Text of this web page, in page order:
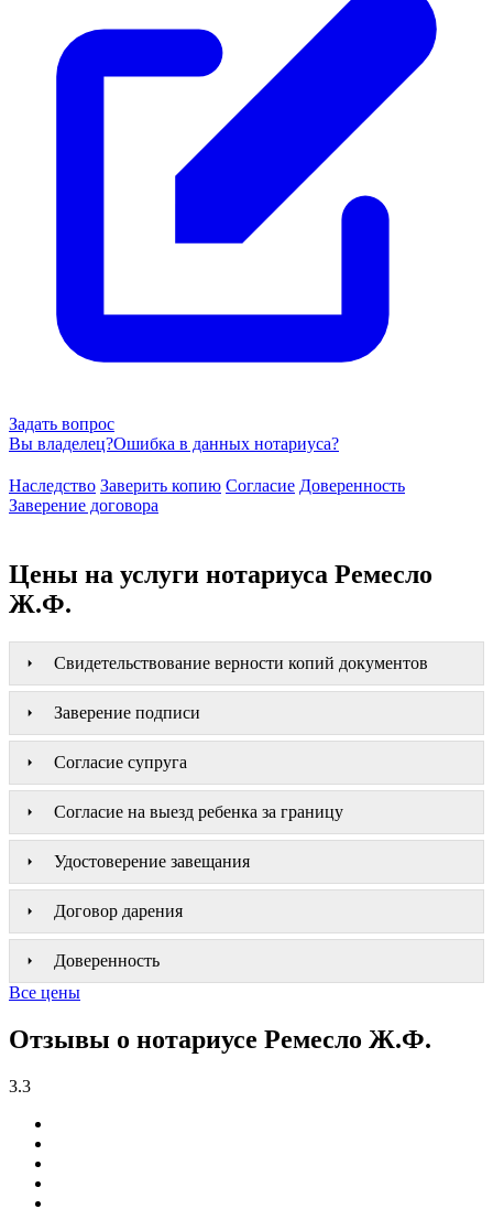
Задать вопрос
Вы владелец?Ошибка в данных нотариуса?
Наследство Заверить копию Согласие Доверенность
Заверение договора
Цены на услуги нотариуса Ремесло
Ж.Ф.
Свидетельствование верности копий документов
Заверение подписи
Согласие супруга
Согласие на выезд ребенка за границу
Удостоверение завещания
Договор дарения
Доверенность
Все цены
Отзывы о нотариусе Ремесло Ж.Ф.
3.3